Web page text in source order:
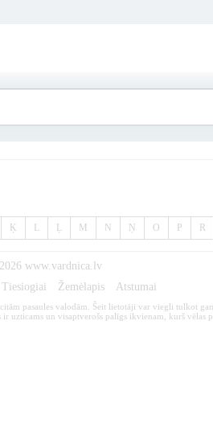
Ķ L Ļ M N Ņ O P R
www.vardnica.lv
Tiesiogiai Žemėlapis Atstumai
pasaules valodām. Šeit lietotāji var viegli tulkot
un visaptverošs palīgs ikvienam, kurš vēlas